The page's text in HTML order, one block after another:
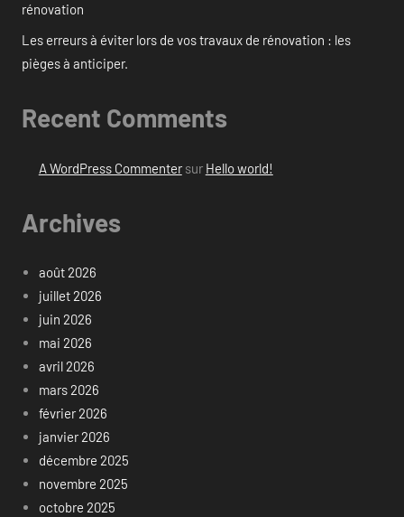
rénovation
Les erreurs à éviter lors de vos travaux de rénovation : les
pièges à anticiper.
Recent Comments
A WordPress Commentersur Hello world!
Archives
août 2026
juillet 2026
juin 2026
mai 2026
avril 2026
mars 2026
février 2026
janvier 2026
décembre 2025
novembre 2025
octobre 2025